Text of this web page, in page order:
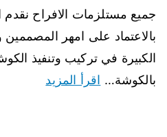
جميع مستلزمات الافراح
بالاعتماد على امهر المصممين
الكبيرة في تركيب وتنفيذ
بالكوشة… اقرأ المزيد